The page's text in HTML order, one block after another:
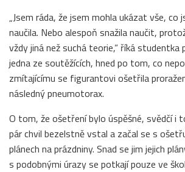
„Jsem ráda, že jsem mohla ukázat vše, co
naučila. Nebo alespoň snažila naučit,
vždy jiná než suchá teorie,“ říká studentka
jedna ze soutěžících, hned po tom, co
zmítajícímu se figurantovi ošetřila
následný pneumotorax.
O tom, že ošetření bylo úspěšné, svědčí i
pár chvil bezelstně vstal a začal se s
plánech na prázdniny. Snad se jim jejich
s podobnými úrazy se potkají pouze ve